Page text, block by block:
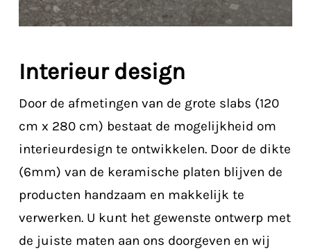
Interieur design
Door de afmetingen van de grote slabs (120
cm x 280 cm) bestaat de mogelijkheid om
interieurdesign te ontwikkelen. Door de dikte
(6mm) van de keramische platen blijven de
producten handzaam en makkelijk te
verwerken. U kunt het gewenste ontwerp met
de juiste maten aan ons doorgeven en wij